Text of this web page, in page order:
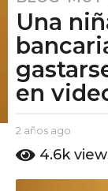
a
ñ
o
s
a
o
2
Una
en
b
E
2 años ago
ñ
4.6k